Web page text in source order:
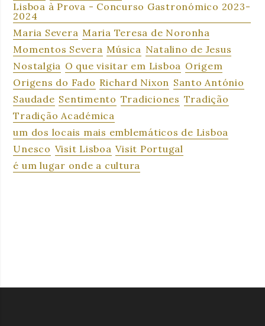
Lisboa à Prova - Concurso Gastronómico 2023-
2024
Maria Severa Maria Teresa de Noronha
Momentos Severa Música Natalino de Jesus
Nostalgia O que visitar em Lisboa Origem
Origens do Fado Richard Nixon Santo António
Saudade Sentimento Tradiciones Tradição
Tradição Académica
um dos locais mais emblemáticos de Lisboa
Unesco Visit Lisboa Visit Portugal
é um lugar onde a cultura